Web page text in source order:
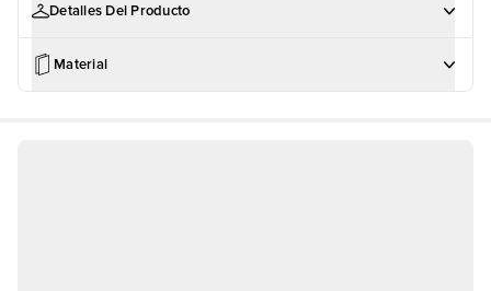
Detalles Del Producto
Material